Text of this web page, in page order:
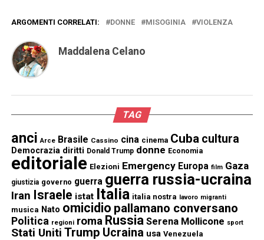
ARGOMENTI CORRELATI: DONNE MISOGINIA VIOLENZA
Maddalena Celano
TAG
anci Arce Brasile Cassino cina cinema Cuba cultura
Democrazia diritti Donald Trump donne Economia
editoriale Elezioni Emergency Europa film Gaza
giustizia governo guerra guerra russia-ucraina
Iran Israele istat Italia italia nostra lavoro migranti
musica Nato omicidio pallamano conversano
Politica regioni roma Russia Serena Mollicone sport
Stati Uniti Trump Ucraina usa Venezuela